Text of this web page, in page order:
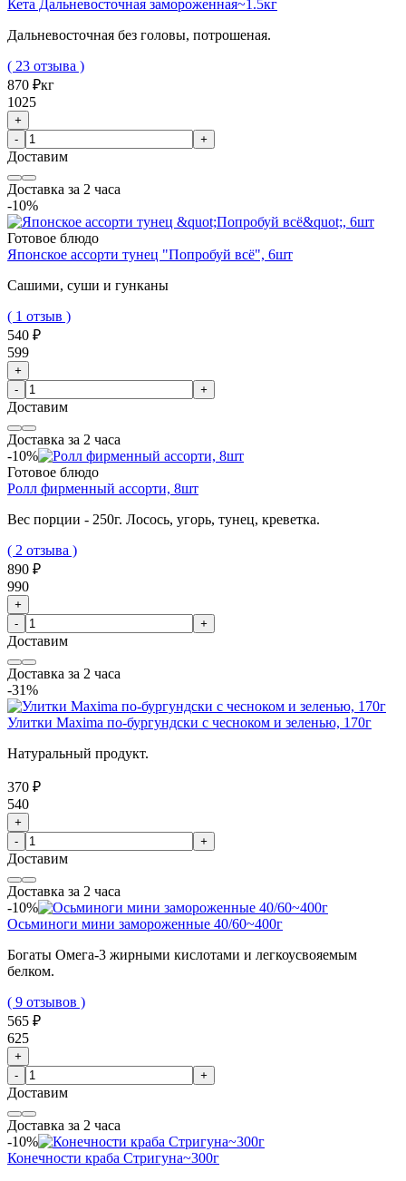
Кета Дальневосточная замороженная~1.5кг
Дальневосточная без головы, потрошеная.
( 23 отзыва )
870 ₽кг
1025
+
-
+
Доставим
Доставка за 2 часа
-10%
Готовое блюдо
Японское ассорти тунец "Попробуй всё", 6шт
Сашими, суши и гунканы
( 1 отзыв )
540 ₽
599
+
-
+
Доставим
Доставка за 2 часа
-10%
Готовое блюдо
Ролл фирменный ассорти, 8шт
Вес порции - 250г. Лосось, угорь, тунец, креветка.
( 2 отзыва )
890 ₽
990
+
-
+
Доставим
Доставка за 2 часа
-31%
Улитки Maxima по-бургундски с чесноком и зеленью, 170г
Натуральный продукт.
370 ₽
540
+
-
+
Доставим
Доставка за 2 часа
-10%
Осьминоги мини замороженные 40/60~400г
Богаты Омега-3 жирными кислотами и легкоусвояемым
белком.
( 9 отзывов )
565 ₽
625
+
-
+
Доставим
Доставка за 2 часа
-10%
Конечности краба Стригуна~300г